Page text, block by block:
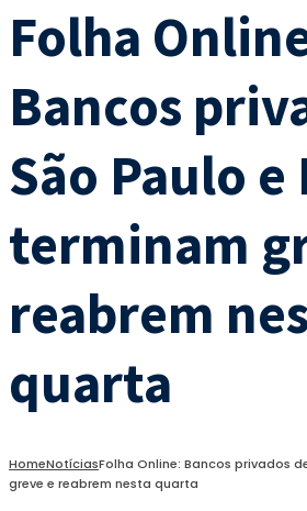
Folha
Bancos
São Paulo e
terminam
reabrem
quarta
HomeNotíciasFolha Online: Bancos privados
greve e reabrem nesta quarta